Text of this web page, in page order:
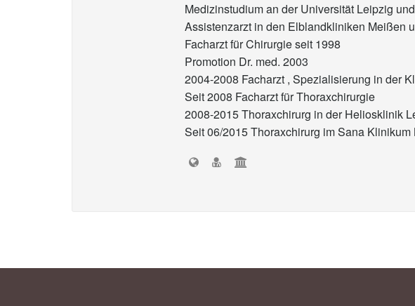
Medizinstudium an der Universität Leipzig
Assistenzarzt in den Elblandkliniken Meißen
Facharzt für Chirurgie seit 1998
Promotion Dr. med. 2003
2004-2008 Facharzt , Spezialisierung in der
Seit 2008 Facharzt für Thoraxchirurgie
2008-2015 Thoraxchirurg in der Heliosklinik
Seit 06/2015 Thoraxchirurg im Sana